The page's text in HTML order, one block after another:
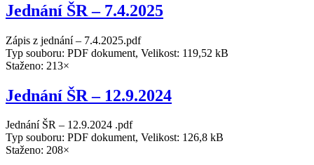
Jednání ŠR – 7.4.2025
Zápis z jednání – 7.4.2025.pdf
Typ souboru: PDF dokument, Velikost: 119,52 kB
Staženo: 213×
Jednání ŠR – 12.9.2024
Jednání ŠR – 12.9.2024 .pdf
Typ souboru: PDF dokument, Velikost: 126,8 kB
Staženo: 208×